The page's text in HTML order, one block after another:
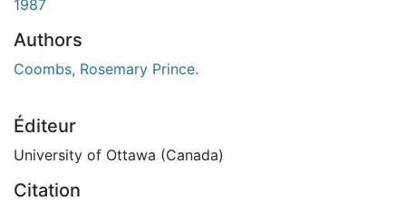
1987
Authors
Coombs, Rosemary Prince.
Éditeur
University of Ottawa (Canada)
Citation